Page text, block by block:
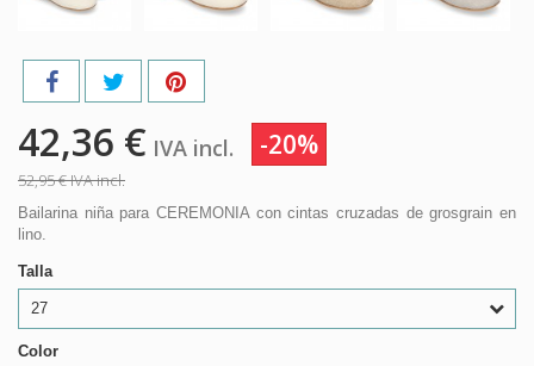
42,36 € IVA incl. -20%
52,95 €IVA incl.
Bailarina niña para CEREMONIA con cintas cruzadas de grosgrain en
lino.
Talla
27
Color